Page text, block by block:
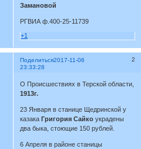
Замановой
РГВИА ф.400-25-11739
+1
Поделиться 2
2017-11-06
23:33:28
О Происшествиях в Терской области,
1913г.
23 Января в станице Щедринской у
казака Григория Сайко украдены
два быка, стоющие 150 рублей.
6 Апреля в районе станицы